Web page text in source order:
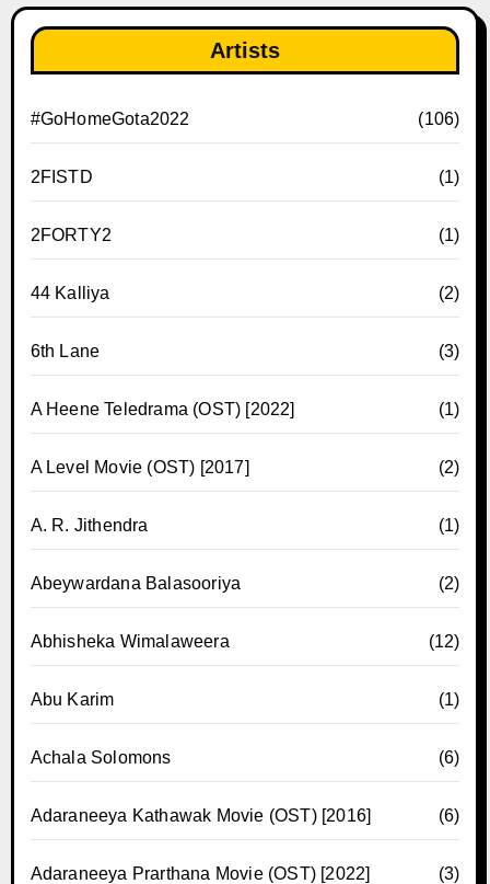
Artists
#GoHomeGota2022 (106)
2FISTD (1)
2FORTY2 (1)
44 Kalliya (2)
6th Lane (3)
A Heene Teledrama (OST) [2022] (1)
A Level Movie (OST) [2017] (2)
A. R. Jithendra (1)
Abeywardana Balasooriya (2)
Abhisheka Wimalaweera (12)
Abu Karim (1)
Achala Solomons (6)
Adaraneeya Kathawak Movie (OST) [2016] (6)
Adaraneeya Prarthana Movie (OST) [2022] (3)